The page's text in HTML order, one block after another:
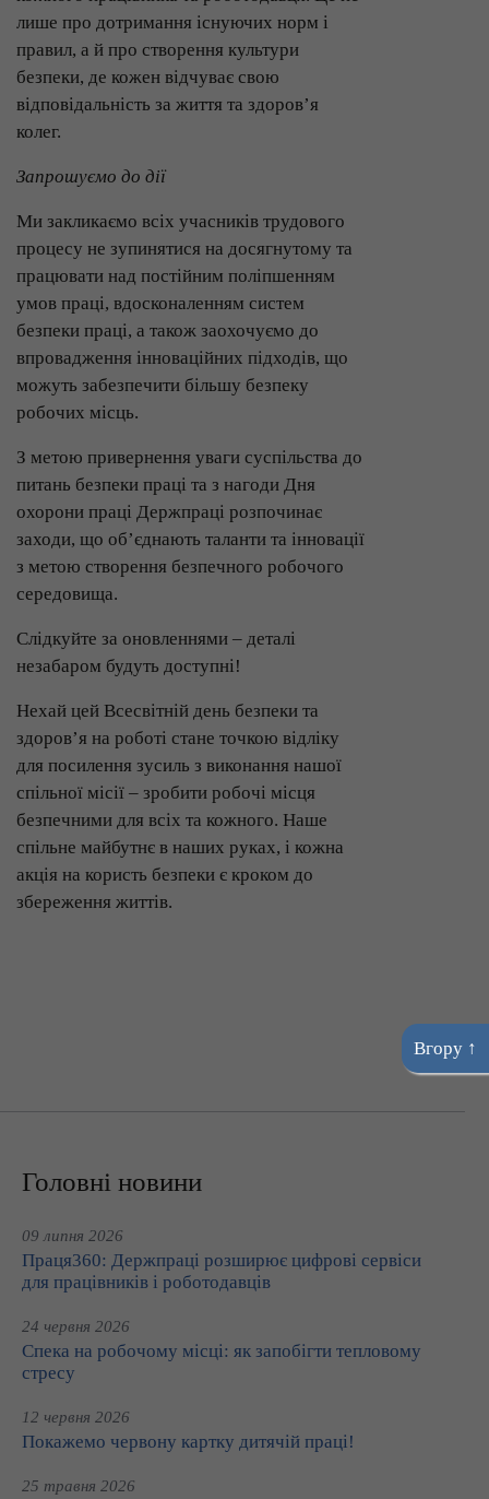
лише про дотримання існуючих норм і
правил, а й про створення культури
безпеки, де кожен відчуває свою
відповідальність за життя та здоров’я
колег.
Запрошуємо до дії
Ми закликаємо всіх учасників трудового
процесу не зупинятися на досягнутому та
працювати над постійним поліпшенням
умов праці, вдосконаленням систем
безпеки праці, а також заохочуємо до
впровадження інноваційних підходів, що
можуть забезпечити більшу безпеку
робочих місць.
З метою привернення уваги суспільства до
питань безпеки праці та з нагоди Дня
охорони праці Держпраці розпочинає
заходи, що об’єднають таланти та інновації
з метою створення безпечного робочого
середовища.
Слідкуйте за оновленнями – деталі
незабаром будуть доступні!
Нехай цей Всесвітній день безпеки та
здоров’я на роботі стане точкою відліку
для посилення зусиль з виконання нашої
спільної місії – зробити робочі місця
безпечними для всіх та кожного. Наше
спільне майбутнє в наших руках, і кожна
акція на користь безпеки є кроком до
збереження життів.
Головні новини
09 липня 2026
Праця360: Держпраці розширює цифрові сервіси
для працівників і роботодавців
24 червня 2026
Спека на робочому місці: як запобігти тепловому
стресу
12 червня 2026
Покажемо червону картку дитячій праці!
25 травня 2026
Вгору ↑